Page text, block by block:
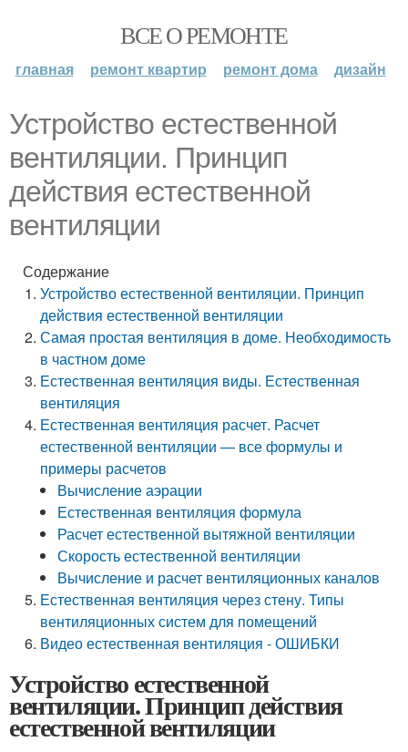
ВСЕ О РЕМОНТЕ
главная ремонт квартир ремонт дома дизайн
Устройство естественной
вентиляции. Принцип
действия естественной
вентиляции
Содержание
Устройство естественной вентиляции. Принцип
действия естественной вентиляции
Самая простая вентиляция в доме. Необходимость
в частном доме
Естественная вентиляция виды. Естественная
вентиляция
Естественная вентиляция расчет. Расчет
естественной вентиляции — все формулы и
примеры расчетов
Вычисление аэрации
Естественная вентиляция формула
Расчет естественной вытяжной вентиляции
Скорость естественной вентиляции
Вычисление и расчет вентиляционных каналов
Естественная вентиляция через стену. Типы
вентиляционных систем для помещений
Видео естественная вентиляция - ОШИБКИ
Устройство естественной
вентиляции. Принцип действия
естественной вентиляции